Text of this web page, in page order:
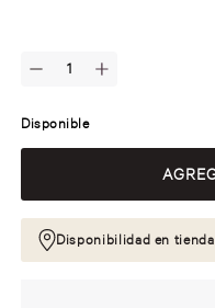
Disponible
Disponibilidad en tienda